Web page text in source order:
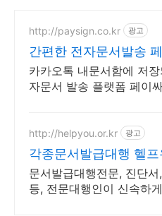
http://paysign.co.kr 광고
간편한 전자문서발송
카카오톡 내문서함에 저
자문서 발송 플랫폼 페이
http://helpyou.or.kr 광고
각종문서발급대행 헬프
년개업 압도적 재이용
문서발급대행전문, 진단서
등, 전문대행인이 신속하